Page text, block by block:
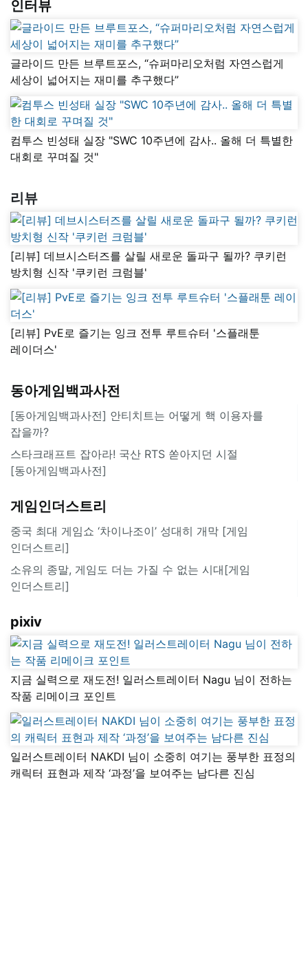
인터뷰
글라이드 만든 브루트포스, “슈퍼마리오처럼 자연스럽게
세상이 넓어지는 재미를 추구했다”
컴투스 빈성태 실장 "SWC 10주년에 감사.. 올해 더 특별한
대회로 꾸며질 것"
리뷰
[리뷰] 데브시스터즈를 살릴 새로운 돌파구 될까? 쿠키런
방치형 신작 '쿠키런 크럼블'
[리뷰] PvE로 즐기는 잉크 전투 루트슈터 '스플래툰
레이더스'
동아게임백과사전
[동아게임백과사전] 안티치트는 어떻게 핵 이용자를
잡을까?
스타크래프트 잡아라! 국산 RTS 쏟아지던 시절
[동아게임백과사전]
게임인더스트리
중국 최대 게임쇼 ‘차이나조이’ 성대히 개막 [게임
인더스트리]
소유의 종말, 게임도 더는 가질 수 없는 시대[게임
인더스트리]
pixiv
지금 실력으로 재도전! 일러스트레이터 Nagu 님이 전하는
작품 리메이크 포인트
일러스트레이터 NAKDI 님이 소중히 여기는 풍부한 표정의
캐릭터 표현과 제작 ‘과정’을 보여주는 남다른 진심